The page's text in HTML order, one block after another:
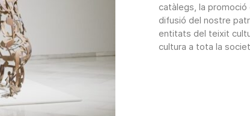
catàlegs, la
difusió del nostre
entitats del teixit
cultura a tota la